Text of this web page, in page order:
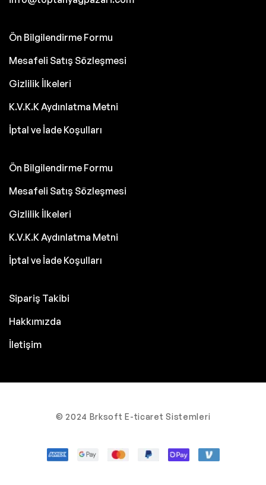
Ön Bilgilendirme Formu
Mesafeli Satış Sözleşmesi
Gizlilik İlkeleri
K.V.K.K Aydınlatma Metni
İptal ve İade Koşulları
Ön Bilgilendirme Formu
Mesafeli Satış Sözleşmesi
Gizlilik İlkeleri
K.V.K.K Aydınlatma Metni
İptal ve İade Koşulları
Sipariş Takibi
Hakkımızda
İletişim
© 2024 Brksoft E-ticaret Sistemleri